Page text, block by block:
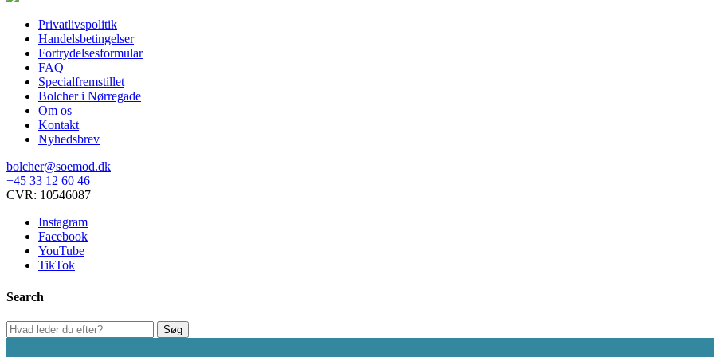
Privatlivspolitik
Handelsbetingelser
Fortrydelsesformular
FAQ
Specialfremstillet
Bolcher i Nørregade
Om os
Kontakt
Nyhedsbrev
bolcher@soemod.dk
+45 33 12 60 46
CVR: 10546087
Instagram
Facebook
YouTube
TikTok
Search
Søg
efter:
Søg